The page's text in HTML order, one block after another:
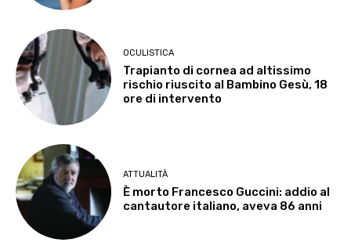
OCULISTICA
Trapianto di cornea ad altissimo
rischio riuscito al Bambino Gesù, 18
ore di intervento
ATTUALITÀ
È morto Francesco Guccini: addio al
cantautore italiano, aveva 86 anni